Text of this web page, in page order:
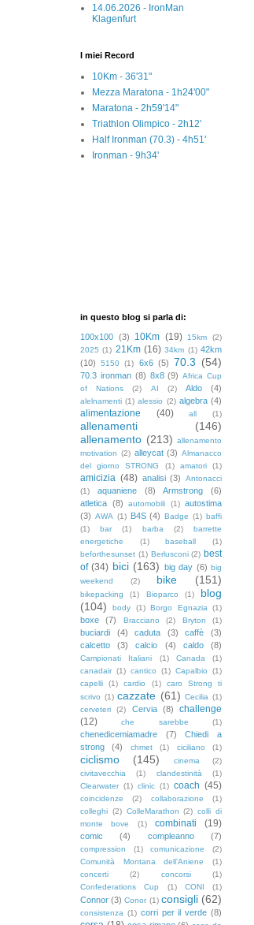
14.06.2026 - IronMan
Klagenfurt
I miei Record
10Km - 36'31"
Mezza Maratona - 1h24'00"
Maratona - 2h59'14"
Triathlon Olimpico - 2h12'
Half Ironman (70.3) - 4h51'
Ironman - 9h34'
in questo blog si parla di:
100x100 (3) 10Km (19) 15km
(2)
2025 (1) 21Km (16) 34km (1) 42km
(10)
5150 (1) 6x6 (5) 70.3 (54)
70.3 ironman (8) 8x8 (9) Africa Cup
of Nations
(2) AI (2) Aldo (4)
alelnamenti (1) alessio (2) algebra (4)
alimentazione (40) all (1)
allenamenti
(146)
allenamento (213) allenamento
motivation (2) alleycat (3) Almanacco
del giorno STRONG
(1) amatori (1)
amicizia (48) analisi (3)
Antonacci
(1)
aquaniene (8) Armstrong
(6)
atletica (8) automobili (1) autostima
(3) AWA (1) B4S (4) Badge (1) baffi
(1)
bar (1) barba (2)
barrette
energetiche
(1) baseball
(1)
beforthesunset (1) Berlusconi (2) best
of (34) bici (163) big day (6) big
weekend
(2) bike (151)
bikepacking (1) Bioparco (1)
blog
(104)
body (1) Borgo Egnazia (1)
boxe (7) Bracciano (2) Bryton (1)
buciardi (4) caduta (3) caffè
(3)
calcetto
(3) calcio (4) caldo (8)
Campionati Italiani (1) Canada
(1)
canadair (1) cantico (1) Capalbio
(1)
capelli
(1) cardio (1)
caro Strong ti
scrivo (1) cazzate (61) Cecilia (1)
cerveteri
(2) Cervia (8)
challenge
(12)
che sarebbe (1)
chenedicemiamadre (7)
Chiedi a
strong
(4) chmet (1) ciciliano (1)
ciclismo (145) cinema
(2)
civitavecchia
(1) clandestinità
(1)
Clearwater (1) clinic (1) coach (45)
coincidenze (2) collaborazione
(1)
colleghi (2) ColleMarathon (2) colli di
monte bove
(1) combinati (19)
comic (4) compleanno (7)
compression (1) comunicazione
(2)
Comunità Montana dell'Aniene
(1)
concerti
(2) concorsi
(1)
Confederations Cup
(1) CONI (1)
Connor (3) Conor (1) consigli (62)
consistenza (1) corri per il verde (8)